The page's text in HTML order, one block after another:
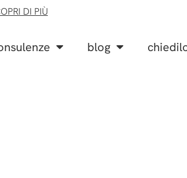
DI PIÙ
blog